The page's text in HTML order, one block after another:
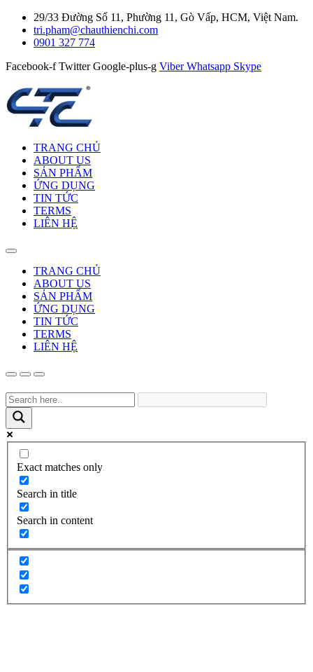
29/33 Đường Số 11, Phường 11, Gò Vấp, HCM, Việt Nam.
tri.pham@chauthienchi.com
0901 327 774
Facebook-f Twitter Google-plus-g Viber Whatsapp Skype
TRANG CHỦ
ABOUT US
SẢN PHẨM
ỨNG DỤNG
TIN TỨC
TERMS
LIÊN HỆ
TRANG CHỦ
ABOUT US
SẢN PHẨM
ỨNG DỤNG
TIN TỨC
TERMS
LIÊN HỆ
Exact matches only
Search in title
Search in content